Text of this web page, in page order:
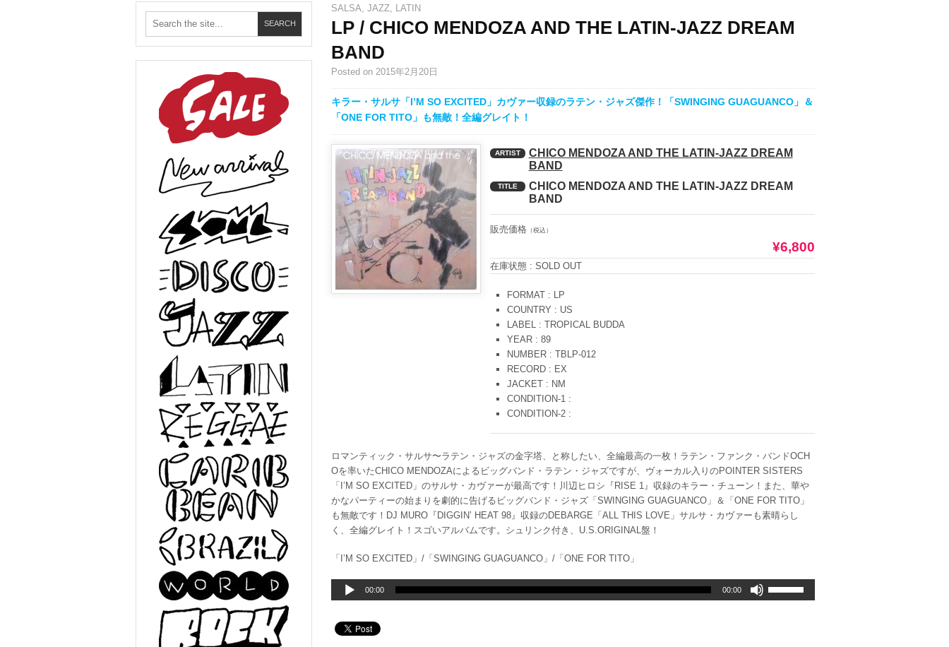
SALSA, JAZZ, LATIN
LP / CHICO MENDOZA AND THE LATIN-JAZZ DREAM
BAND
Posted on 2015年2月20日
キラー・サルサ「I’M SO EXCITED」カヴァー収録のラテン・ジャズ傑作！「SWINGING GUAGUANCO」＆
「ONE FOR TITO」も無敵！全編グレイト！
ARTIST
CHICO MENDOZA AND THE LATIN-JAZZ DREAM
BAND
TITLE
CHICO MENDOZA AND THE LATIN-JAZZ DREAM
BAND
販売価格（税込）
¥6,800
在庫状態 : SOLD OUT
FORMAT : LP
COUNTRY : US
LABEL : TROPICAL BUDDA
YEAR : 89
NUMBER : TBLP-012
RECORD : EX
JACKET : NM
CONDITION-1 :
CONDITION-2 :
ロマンティック・サルサ〜ラテン・ジャズの金字塔、と称したい、全編最高の一枚！ラテン・ファンク・バンドOCH
Oを率いたCHICO MENDOZAによるビッグバンド・ラテン・ジャズですが、ヴォーカル入りのPOINTER SISTERS
「I’M SO EXCITED」のサルサ・カヴァーが最高です！川辺ヒロシ『RISE 1』収録のキラー・チューン！また、華や
かなパーティーの始まりを劇的に告げるビッグバンド・ジャズ「SWINGING GUAGUANCO」＆「ONE FOR TITO」
も無敵です！DJ MURO『DIGGIN’ HEAT 98』収録のDEBARGE「ALL THIS LOVE」サルサ・カヴァーも素晴らし
く、全編グレイト！スゴいアルバムです。シュリンク付き、U.S.ORIGINAL盤！
「I’M SO EXCITED」/「SWINGING GUAGUANCO」/「ONE FOR TITO」
声
レ
00:00 00:00
ボ
リ